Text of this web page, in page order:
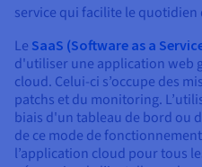
service qui facilite le quotidien
Le SaaS (Software as a
d'utiliser une application web
cloud. Celui-ci s’occupe des
patchs et du monitoring.
biais d'un tableau de bord ou
de ce mode de
l’application cloud pour tous